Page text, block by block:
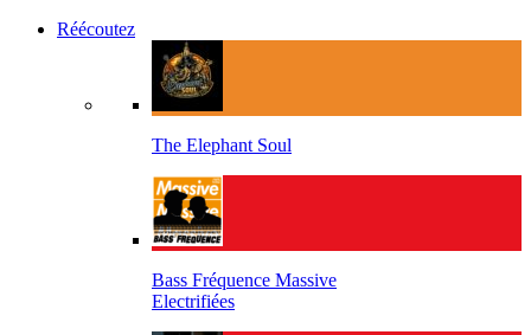
Réécoutez
The Elephant Soul
Bass Fréquence Massive
Electrifiées